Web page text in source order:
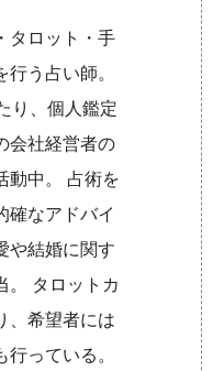
タロット・手
う占い師。
り、個人鑑定
会社経営者の
動中。 占術を
確なアドバイ
や結婚に関す
。 タロットカ
、希望者には
っている。